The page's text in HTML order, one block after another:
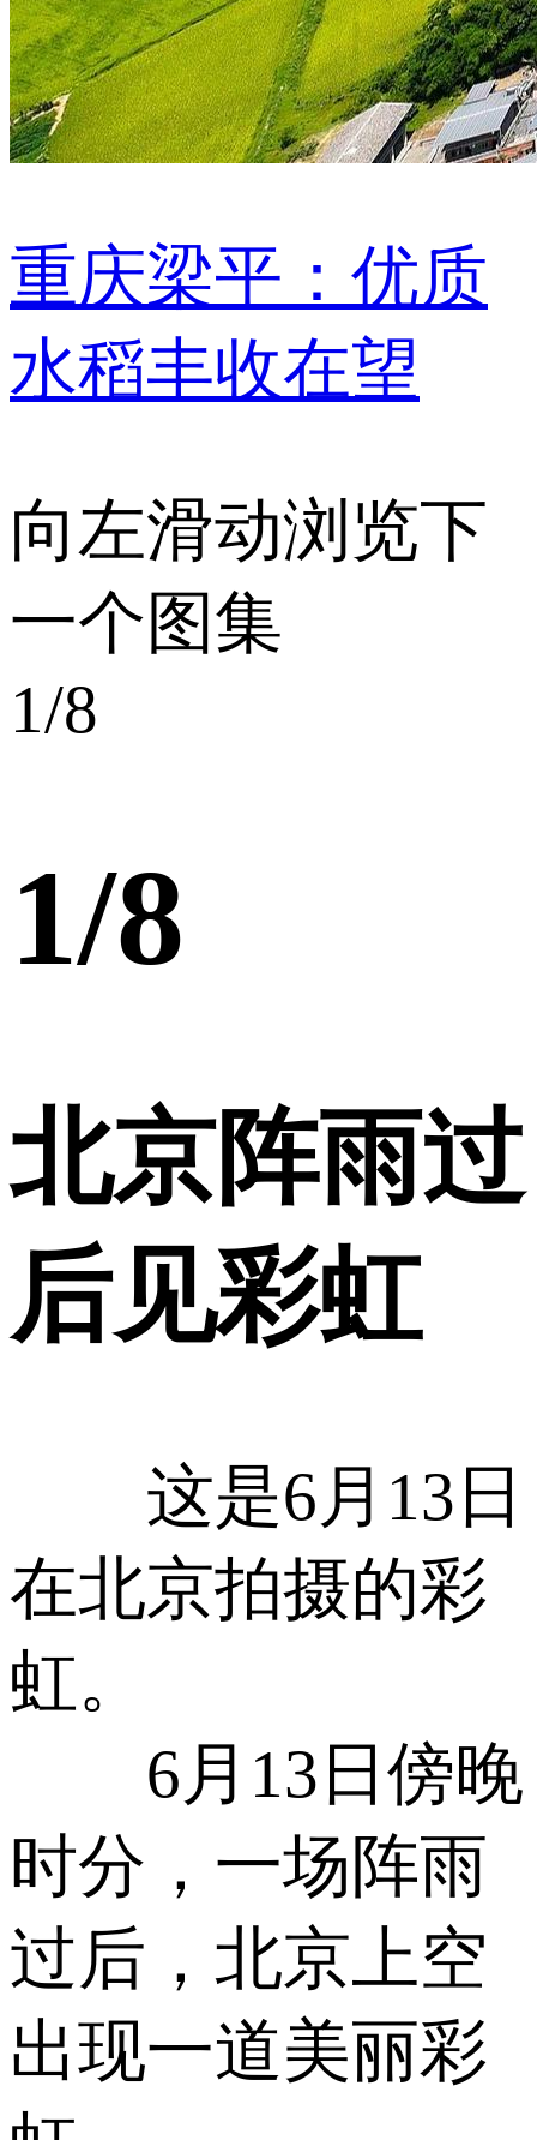
重庆梁平：优质
水稻丰收在望
向左滑动浏览下
一个图集
1/8
1/8
北京阵雨过
后见彩虹
这是6月13日
在北京拍摄的彩
虹。
6月13日傍晚
时分，一场阵雨
过后，北京上空
出现一道美丽彩